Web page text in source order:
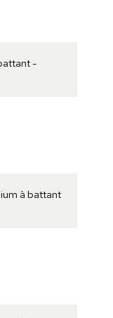
-
à battant